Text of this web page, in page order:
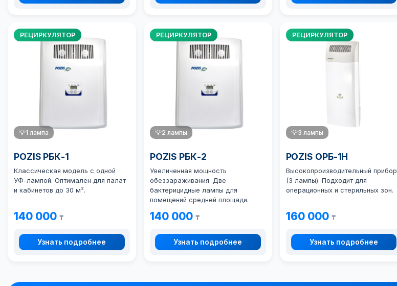
РЕЦИРКУЛЯТОР
💡1 лампа
POZIS РБК-1
Классическая модель с одной
УФ-лампой. Оптимален для палат
и кабинетов до 30 м².
140 000 ₸
Узнать подробнее
РЕЦИРКУЛЯТОР
💡2 лампы
POZIS РБК-2
Увеличенная мощность
обеззараживания. Две
бактерицидные лампы для
помещений средней площади.
140 000 ₸
Узнать подробнее
РЕЦИРКУЛЯТОР
💡3 лампы
POZIS ОРБ-1Н
Высокопроизводительный прибор
(3 лампы). Подходит для
операционных и стерильных зон.
160 000 ₸
Узнать подробнее